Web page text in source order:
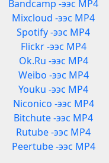
Bandcamp -ээс MP4
Mixcloud -ээс MP4
Spotify -ээс MP4
Flickr -ээс MP4
Ok.Ru -ээс MP4
Weibo -ээс MP4
Youku -ээс MP4
Niconico -ээс MP4
Bitchute -ээс MP4
Rutube -ээс MP4
Peertube -ээс MP4